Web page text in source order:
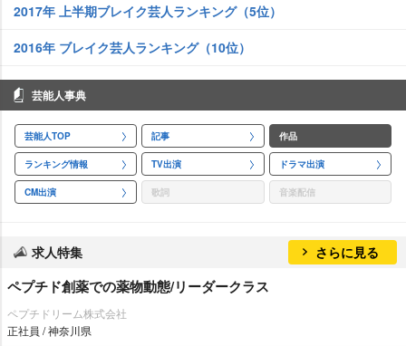
2017年 上半期ブレイク芸人ランキング（5位）
2016年 ブレイク芸人ランキング（10位）
芸能人事典
芸能人TOP 記事 作品
ランキング情報 TV出演 ドラマ出演
CM出演 歌詞 音楽配信
求人特集 さらに見る
ペプチド創薬での薬物動態/リーダークラス
ペプチドリーム株式会社
正社員 / 神奈川県